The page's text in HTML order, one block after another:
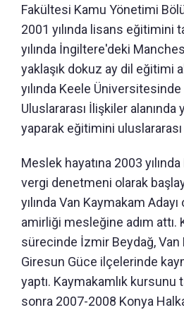
Fakültesi Kamu Yönetimi
2001 yılında lisans eğitimini
yılında İngiltere'deki
yaklaşık dokuz ay dil eğitimi
yılında Keele
Uluslararası İlişkiler
yaparak eğitimini
Meslek hayatına 2003
vergi denetmeni olarak
yılında Van Kaymakam
amirliği mesleğine adım attı.
sürecinde İzmir Beydağ, Van
Giresun Güce ilçelerinde
yaptı. Kaymakamlık kursunu
sonra 2007-2008 Konya